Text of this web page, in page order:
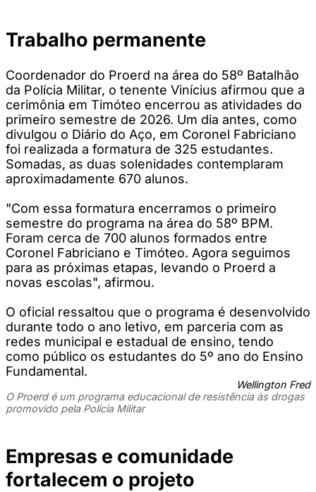
Trabalho permanente
Coordenador do Proerd na área do 58º Batalhão
da Polícia Militar, o tenente Vinícius afirmou que a
cerimônia em Timóteo encerrou as atividades do
primeiro semestre de 2026. Um dia antes, como
divulgou o Diário do Aço, em Coronel Fabriciano
foi realizada a formatura de 325 estudantes.
Somadas, as duas solenidades contemplaram
aproximadamente 670 alunos.
"Com essa formatura encerramos o primeiro
semestre do programa na área do 58º BPM.
Foram cerca de 700 alunos formados entre
Coronel Fabriciano e Timóteo. Agora seguimos
para as próximas etapas, levando o Proerd a
novas escolas", afirmou.
O oficial ressaltou que o programa é desenvolvido
durante todo o ano letivo, em parceria com as
redes municipal e estadual de ensino, tendo
como público os estudantes do 5º ano do Ensino
Fundamental.
Wellington Fred
O Proerd é um programa educacional de resistência às drogas
promovido pela Polícia Militar
Empresas e comunidade
fortalecem o projeto